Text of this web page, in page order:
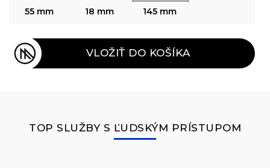
55 mm 18 mm 145 mm
VLOŽIŤ DO KOŠÍKA
TOP SLUŽBY S ĽUDSKÝM PRÍSTUPOM